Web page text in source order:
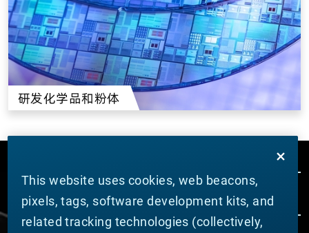
研发化学品和粉体
This website uses cookies, web beacons,
pixels, tags, software development kits, and
related tracking technologies (collectively,